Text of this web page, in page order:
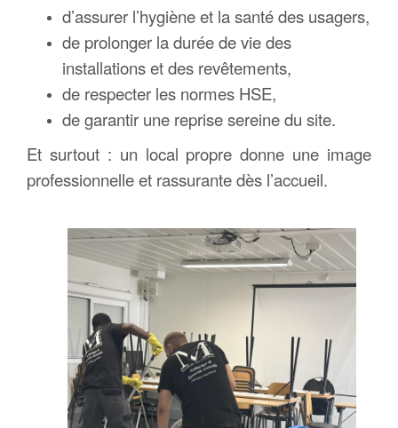
d’assurer l’hygiène et la santé des usagers,
de prolonger la durée de vie des
installations et des revêtements,
de respecter les normes HSE,
de garantir une reprise sereine du site.
Et surtout : un local propre donne une image
professionnelle et rassurante dès l’accueil.